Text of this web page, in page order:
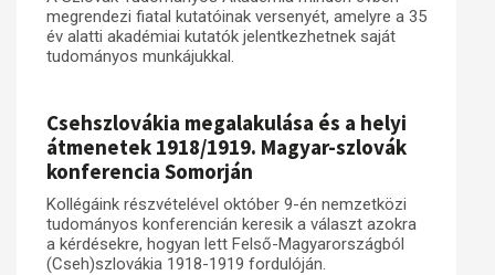
Menekültek
Publikációk
Kapcsolat
Dokumentumok
A trianoni szerződés
Műhelymunkák
megrendezi fiatal kutatóinak versenyét, amelyre a 35
év alatti akadémiai kutatók jelentkezhetnek saját
tudományos munkájukkal.
Csehszlovákia megalakulása és a helyi
átmenetek 1918/1919. Magyar-szlovák
konferencia Somorján
Kollégáink részvételével október 9-én nemzetközi
tudományos konferencián keresik a választ azokra
a kérdésekre, hogyan lett Felső-Magyarországból
(Cseh)szlovákia 1918-1919 fordulóján.